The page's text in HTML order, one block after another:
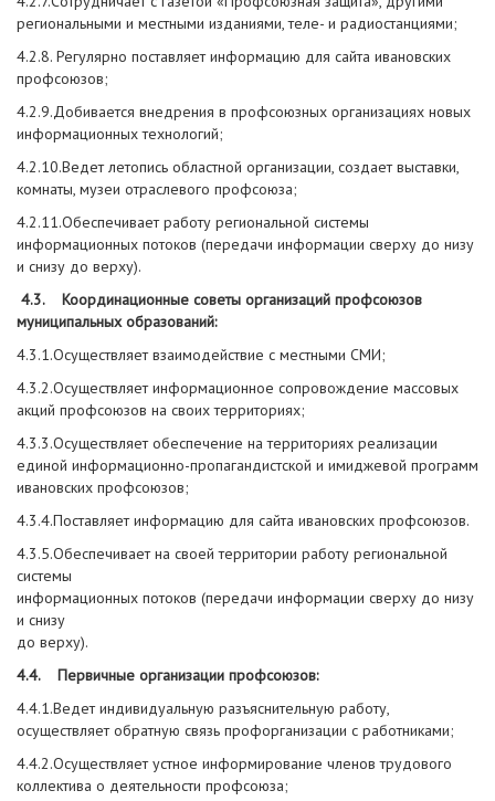
региональными и местными изданиями, теле- и радиостанциями;
4.2.8. Регулярно поставляет информацию для сайта ивановских
профсоюзов;
4.2.9.Добивается внедрения в профсоюзных организациях новых
информационных технологий;
4.2.10.Ведет летопись областной организации, создает выставки,
комнаты, музеи отраслевого профсоюза;
4.2.11.Обеспечивает работу региональной системы
информационных потоков (передачи информации сверху до низу
и снизу до верху).
4.3. Координационные советы организаций профсоюзов
муниципальных образований:
4.3.1.Осуществляет взаимодействие с местными СМИ;
4.3.2.Осуществляет информационное сопровождение массовых
акций профсоюзов на своих территориях;
4.3.3.Осуществляет обеспечение на территориях реализации
единой информационно-пропагандистской и имиджевой программ
ивановских профсоюзов;
4.3.4.Поставляет информацию для сайта ивановских профсоюзов.
4.3.5.Обеспечивает на своей территории работу региональной
системы
информационных потоков (передачи информации сверху до низу
и снизу
до верху).
4.4. Первичные организации профсоюзов:
4.4.1.Ведет индивидуальную разъяснительную работу,
осуществляет обратную связь профорганизации с работниками;
4.4.2.Осуществляет устное информирование членов трудового
коллектива о деятельности профсоюза;